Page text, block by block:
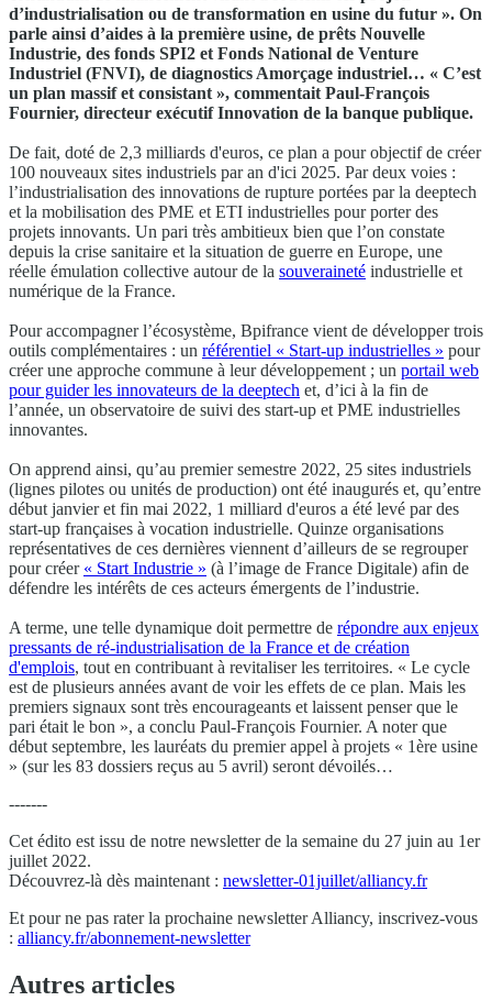
d’industrialisation ou de transformation en usine du futur ». On
parle ainsi d’aides à la première usine, de prêts Nouvelle
Industrie, des fonds SPI2 et Fonds National de Venture
Industriel (FNVI), de diagnostics Amorçage industriel… « C’est
un plan massif et consistant », commentait Paul-François
Fournier, directeur exécutif Innovation de la banque publique.
De fait, doté de 2,3 milliards d'euros, ce plan a pour objectif de créer
100 nouveaux sites industriels par an d'ici 2025. Par deux voies :
l’industrialisation des innovations de rupture portées par la deeptech
et la mobilisation des PME et ETI industrielles pour porter des
projets innovants. Un pari très ambitieux bien que l’on constate
depuis la crise sanitaire et la situation de guerre en Europe, une
réelle émulation collective autour de la souveraineté industrielle et
numérique de la France.
Pour accompagner l’écosystème, Bpifrance vient de développer trois
outils complémentaires : un référentiel « Start-up industrielles » pour
créer une approche commune à leur développement ; un portail web
pour guider les innovateurs de la deeptech et, d’ici à la fin de
l’année, un observatoire de suivi des start-up et PME industrielles
innovantes.
On apprend ainsi, qu’au premier semestre 2022, 25 sites industriels
(lignes pilotes ou unités de production) ont été inaugurés et, qu’entre
début janvier et fin mai 2022, 1 milliard d'euros a été levé par des
start-up françaises à vocation industrielle. Quinze organisations
représentatives de ces dernières viennent d’ailleurs de se regrouper
pour créer « Start Industrie » (à l’image de France Digitale) afin de
défendre les intérêts de ces acteurs émergents de l’industrie.
A terme, une telle dynamique doit permettre de répondre aux enjeux
pressants de ré-industrialisation de la France et de création
d'emplois, tout en contribuant à revitaliser les territoires. « Le cycle
est de plusieurs années avant de voir les effets de ce plan. Mais les
premiers signaux sont très encourageants et laissent penser que le
pari était le bon », a conclu Paul-François Fournier. A noter que
début septembre, les lauréats du premier appel à projets « 1ère usine
» (sur les 83 dossiers reçus au 5 avril) seront dévoilés…
-------
Cet édito est issu de notre newsletter de la semaine du 27 juin au 1er
juillet 2022.
Découvrez-là dès maintenant : newsletter-01juillet/alliancy.fr
Et pour ne pas rater la prochaine newsletter Alliancy, inscrivez-vous
: alliancy.fr/abonnement-newsletter
Autres articles